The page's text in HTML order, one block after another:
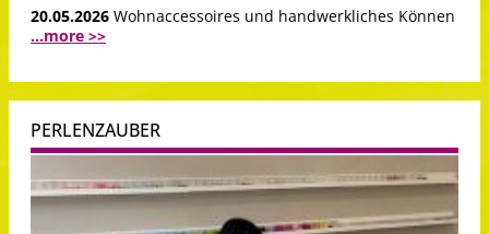
20.05.2026 Wohnaccessoires und handwerkliches Können
...more >>
PERLENZAUBER